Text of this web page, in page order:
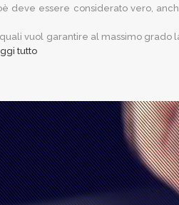
deve essere considerato vero,
vuol garantire al massimo
tutto